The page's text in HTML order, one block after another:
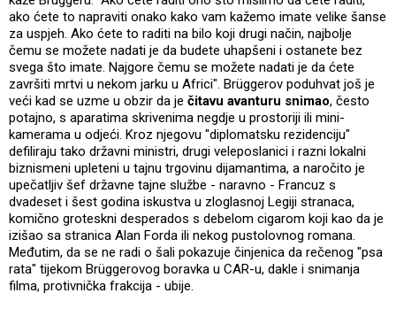
ako ćete to napraviti onako kako vam kažemo imate velike šanse
za uspjeh. Ako ćete to raditi na bilo koji drugi način, najbolje
čemu se možete nadati je da budete uhapšeni i ostanete bez
svega što imate. Najgore čemu se možete nadati je da ćete
završiti mrtvi u nekom jarku u Africi". Brüggerov poduhvat još je
veći kad se uzme u obzir da je čitavu avanturu snimao, često
potajno, s aparatima skrivenima negdje u prostoriji ili mini-
kamerama u odjeći. Kroz njegovu "diplomatsku rezidenciju"
defiliraju tako državni ministri, drugi veleposlanici i razni lokalni
biznismeni upleteni u tajnu trgovinu dijamantima, a naročito je
upečatljiv šef državne tajne službe - naravno - Francuz s
dvadeset i šest godina iskustva u zloglasnoj Legiji stranaca,
komično groteskni desperados s debelom cigarom koji kao da je
izišao sa stranica Alan Forda ili nekog pustolovnog romana.
Međutim, da se ne radi o šali pokazuje činjenica da rečenog "psa
rata" tijekom Brüggerovog boravka u CAR-u, dakle i snimanja
filma, protivnička frakcija - ubije.